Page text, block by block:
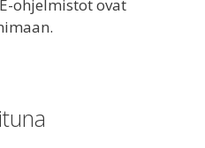
ohjelmistot ovat